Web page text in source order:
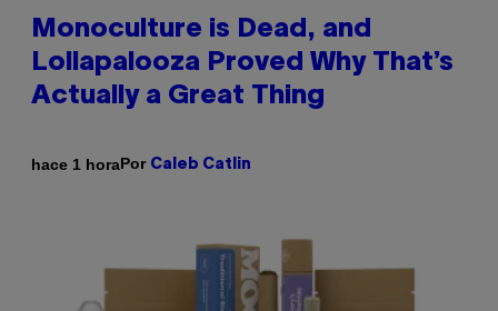
Monoculture is Dead, and
Lollapalooza Proved Why That’s
Actually a Great Thing
hace 1 horaPor Caleb Catlin